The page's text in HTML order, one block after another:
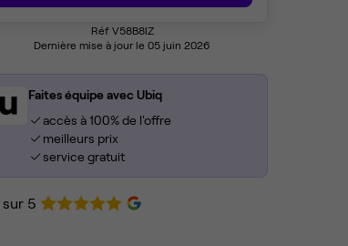
Réf V58B8IZ
Dernière mise à jour le 05 juin 2026
Faites équipe avec Ubiq
accès à 100% de l'offre
meilleurs prix
service gratuit
sur 5